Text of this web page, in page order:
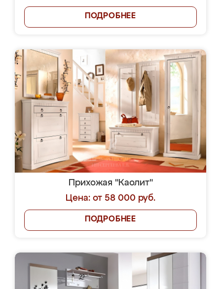
ПОДРОБНЕЕ
Прихожая "Каолит"
Цена: от 58 000 руб.
ПОДРОБНЕЕ